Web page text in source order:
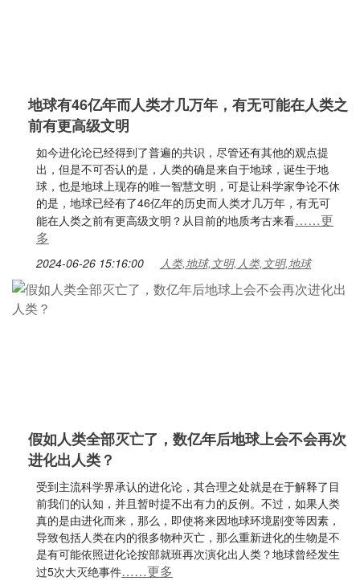
地球有46亿年而人类才几万年，有无可能在人类之
前有更高级文明
如今进化论已经得到了普遍的共识，尽管还有其他的观点提
出，但是不可否认的是，人类的确是来自于地球，诞生于地
球，也是地球上现存的唯一智慧文明，可是让科学家争论不休
的是，地球已经有了46亿年的历史而人类才几万年，有无可
能在人类之前有更高级文明？从目前的地质考古来看……更
多
2024-06-26 15:16:00 人类,地球,文明,人类,文明,地球
假如人类全部灭亡了，数亿年后地球上会不会再次
进化出人类？
受到主流科学界承认的进化论，其合理之处就是在于解释了目
前我们的认知，并且暂时提不出有力的反例。不过，如果人类
真的是由进化而来，那么，即使将来因地球环境剧变等因素，
导致包括人类在内的很多物种灭亡，那么重新进化的生物是不
是有可能依照进化论按部就班再次演化出人类？地球曾经发生
过5次大灭绝事件……更多